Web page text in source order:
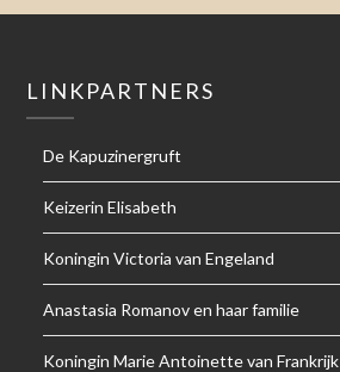
LINKPARTNERS
De Kapuzinergruft
Keizerin Elisabeth
Koningin Victoria van Engeland
Anastasia Romanov en haar familie
Koningin Marie Antoinette van Frankrijk